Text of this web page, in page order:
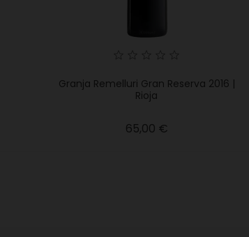
Granja Remelluri Gran Reserva 2016 |
Rioja
65,00 €